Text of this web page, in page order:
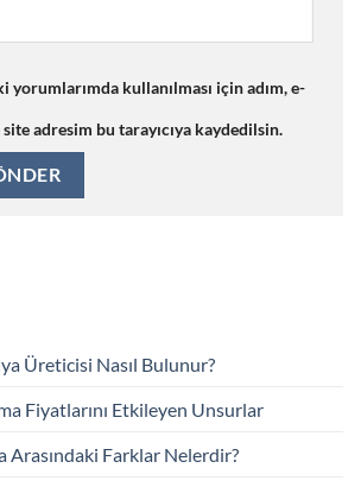
yorumlarımda kullanılması için adım, e-
adresim bu tarayıcıya kaydedilsin.
Üreticisi Nasıl Bulunur?
Fiyatlarını Etkileyen Unsurlar
Arasındaki Farklar Nelerdir?